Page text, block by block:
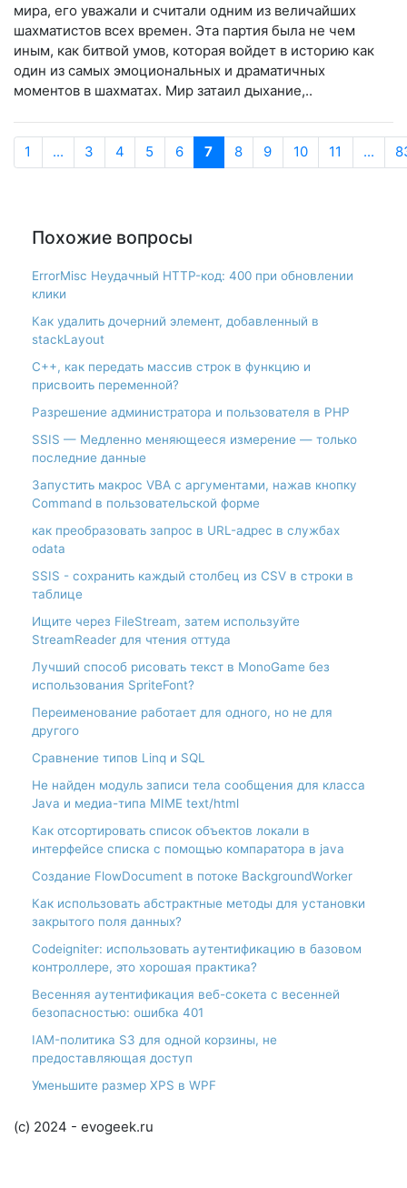
мира, его уважали и считали одним из величайших
шахматистов всех времен. Эта партия была не чем
иным, как битвой умов, которая войдет в историю как
один из самых эмоциональных и драматичных
моментов в шахматах. Мир затаил дыхание,..
1 ... 3 4 5 6 7 8 9 10 11 ...
Похожие вопросы
ErrorMisc Неудачный HTTP-код: 400 при обновлении
клики
Как удалить дочерний элемент, добавленный в
stackLayout
С++, как передать массив строк в функцию и
присвоить переменной?
Разрешение администратора и пользователя в PHP
SSIS — Медленно меняющееся измерение — только
последние данные
Запустить макрос VBA с аргументами, нажав кнопку
Command в пользовательской форме
как преобразовать запрос в URL-адрес в службах
odata
SSIS - сохранить каждый столбец из CSV в строки в
таблице
Ищите через FileStream, затем используйте
StreamReader для чтения оттуда
Лучший способ рисовать текст в MonoGame без
использования SpriteFont?
Переименование работает для одного, но не для
другого
Сравнение типов Linq и SQL
Не найден модуль записи тела сообщения для класса
Java и медиа-типа MIME text/html
Как отсортировать список объектов локали в
интерфейсе списка с помощью компаратора в java
Создание FlowDocument в потоке BackgroundWorker
Как использовать абстрактные методы для установки
закрытого поля данных?
Codeigniter: использовать аутентификацию в базовом
контроллере, это хорошая практика?
Весенняя аутентификация веб-сокета с весенней
безопасностью: ошибка 401
IAM-политика S3 для одной корзины, не
предоставляющая доступ
Уменьшите размер XPS в WPF
(c) 2024 - evogeek.ru